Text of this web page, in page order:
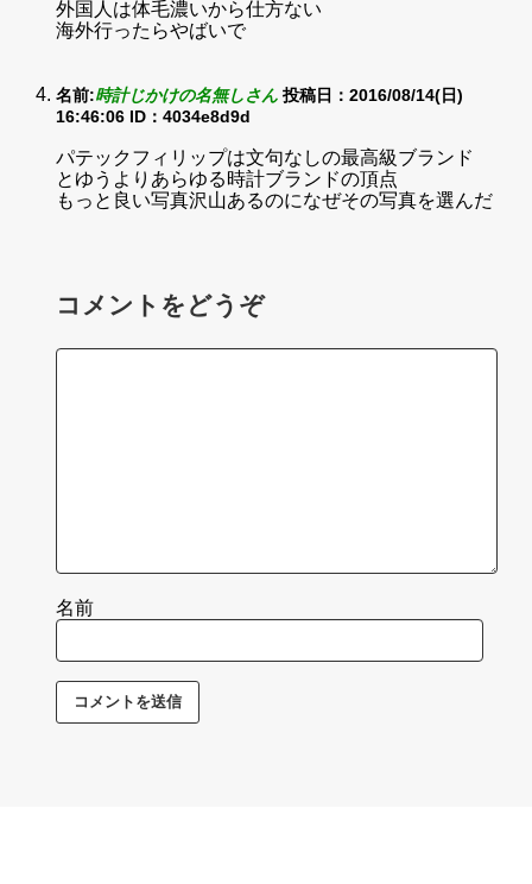
外国人は体毛濃いから仕方ない
海外行ったらやばいで
名前:時計じかけの名無しさん 投稿日：2016/08/14(日)
16:46:06 ID：4034e8d9d
パテックフィリップは文句なしの最高級ブランド
とゆうよりあらゆる時計ブランドの頂点
もっと良い写真沢山あるのになぜその写真を選んだ
コメントをどうぞ
名前